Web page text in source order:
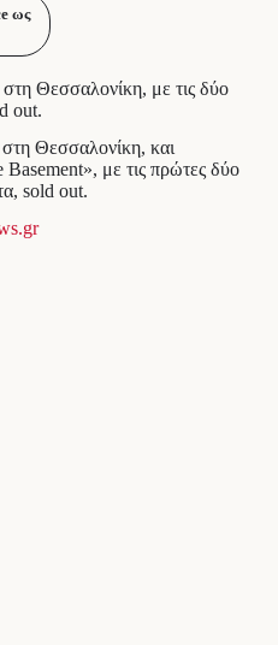
ως
Θεσσαλονίκη, με τις δύο
out.
Θεσσαλονίκη, και
Basement», με τις πρώτες δύο
sold out.